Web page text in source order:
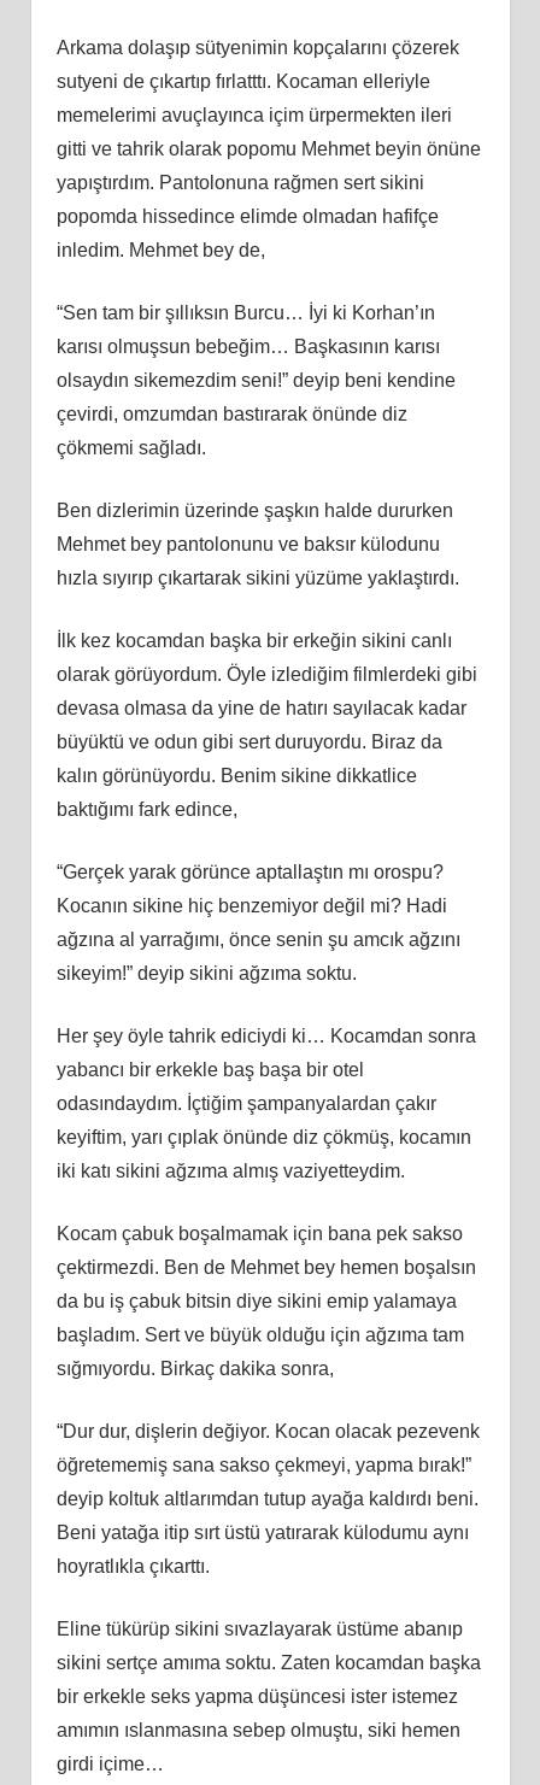
Arkama dolaşıp sütyenimin kopçalarını çözerek
sutyeni de çıkartıp fırlatttı. Kocaman elleriyle
memelerimi avuçlayınca içim ürpermekten ileri
gitti ve tahrik olarak popomu Mehmet beyin önüne
yapıştırdım. Pantolonuna rağmen sert sikini
popomda hissedince elimde olmadan hafifçe
inledim. Mehmet bey de,
“Sen tam bir şıllıksın Burcu… İyi ki Korhan’ın
karısı olmuşsun bebeğim… Başkasının karısı
olsaydın sikemezdim seni!” deyip beni kendine
çevirdi, omzumdan bastırarak önünde diz
çökmemi sağladı.
Ben dizlerimin üzerinde şaşkın halde dururken
Mehmet bey pantolonunu ve baksır külodunu
hızla sıyırıp çıkartarak sikini yüzüme yaklaştırdı.
İlk kez kocamdan başka bir erkeğin sikini canlı
olarak görüyordum. Öyle izlediğim filmlerdeki gibi
devasa olmasa da yine de hatırı sayılacak kadar
büyüktü ve odun gibi sert duruyordu. Biraz da
kalın görünüyordu. Benim sikine dikkatlice
baktığımı fark edince,
“Gerçek yarak görünce aptallaştın mı orospu?
Kocanın sikine hiç benzemiyor değil mi? Hadi
ağzına al yarrağımı, önce senin şu amcık ağzını
sikeyim!” deyip sikini ağzıma soktu.
Her şey öyle tahrik ediciydi ki… Kocamdan sonra
yabancı bir erkekle baş başa bir otel
odasındaydım. İçtiğim şampanyalardan çakır
keyiftim, yarı çıplak önünde diz çökmüş, kocamın
iki katı sikini ağzıma almış vaziyetteydim.
Kocam çabuk boşalmamak için bana pek sakso
çektirmezdi. Ben de Mehmet bey hemen boşalsın
da bu iş çabuk bitsin diye sikini emip yalamaya
başladım. Sert ve büyük olduğu için ağzıma tam
sığmıyordu. Birkaç dakika sonra,
“Dur dur, dişlerin değiyor. Kocan olacak pezevenk
öğretememiş sana sakso çekmeyi, yapma bırak!”
deyip koltuk altlarımdan tutup ayağa kaldırdı beni.
Beni yatağa itip sırt üstü yatırarak külodumu aynı
hoyratlıkla çıkarttı.
Eline tükürüp sikini sıvazlayarak üstüme abanıp
sikini sertçe amıma soktu. Zaten kocamdan başka
bir erkekle seks yapma düşüncesi ister istemez
amımın ıslanmasına sebep olmuştu, siki hemen
girdi içime…